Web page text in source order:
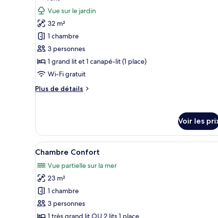
Standard
photos
pour
ce
type
de
chambre :
Suite
Studio
Vue sur le jardin
32 m²
1 chambre
3 personnes
1 grand lit et 1 canapé-lit (1 place)
Wi-Fi gratuit
Plus de détails
Plus
type
de
chambre
Studio
Junior
Voir les
Afficher
toutes
les
photos
pour
ce
type
Une chambre d’hôtel avec
3
Chambre Confort
Vue partielle sur la mer
23 m²
1 chambre
3 personnes
1 très grand lit OU 2 lits 1 place